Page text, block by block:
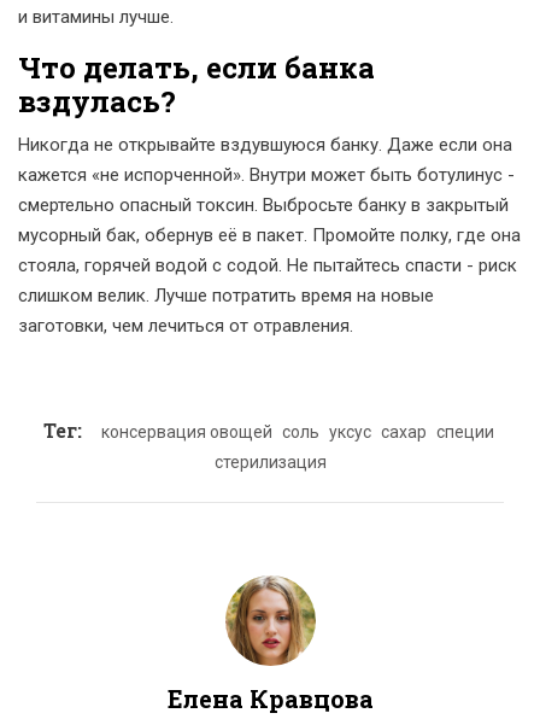
и витамины лучше.
Что делать, если банка
вздулась?
Никогда не открывайте вздувшуюся банку. Даже если она
кажется «не испорченной». Внутри может быть ботулинус -
смертельно опасный токсин. Выбросьте банку в закрытый
мусорный бак, обернув её в пакет. Промойте полку, где она
стояла, горячей водой с содой. Не пытайтесь спасти - риск
слишком велик. Лучше потратить время на новые
заготовки, чем лечиться от отравления.
Тег: консервация овощей соль уксус сахар специи
стерилизация
Елена Кравцова